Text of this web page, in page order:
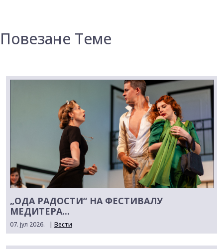
Повезане Теме
„ОДА РАДОСТИ“ НА ФЕСТИВАЛУ
МЕДИТЕРА...
07. јул 2026. | Вести